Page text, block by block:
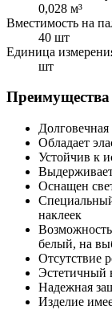
0,028 м³
Вместимость на
40 шт
Единица
шт
Преимущества
Долговечная
Обладает
Устойчив к
Оснащен
наклеек
белый, на
Отсутствие
Эстетичный
Надежная
Изделие